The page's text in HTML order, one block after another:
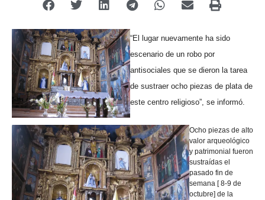
“El lugar nuevamente ha sido
escenario de un robo por
antisociales que se dieron la tarea
de sustraer ocho piezas de plata de
este centro religioso”, se informó.
Ocho piezas de alto
valor arqueológico
y patrimonial fueron
sustraídas el
pasado fin de
semana [ 8-9 de
octubre] de la